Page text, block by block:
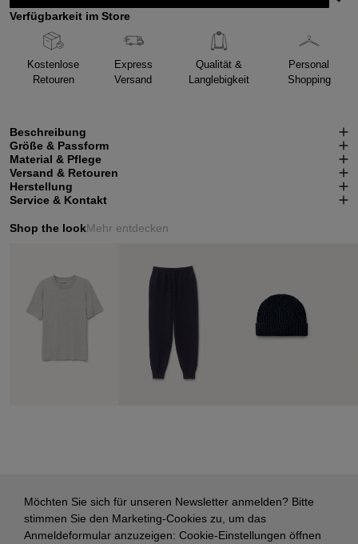
Verfügbarkeit im Store
Kostenlose
Retouren
Express
Versand
Qualität &
Langlebigkeit
Personal
Shopping
Beschreibung
Größe & Passform
Material & Pflege
Versand & Retouren
Herstellung
Service & Kontakt
Shop the lookMehr entdecken
Möchten Sie sich für unseren Newsletter anmelden? Bitte
stimmen Sie den Marketing-Cookies zu, um das
Anmeldeformular anzuzeigen: Cookie-Einstellungen öffnen